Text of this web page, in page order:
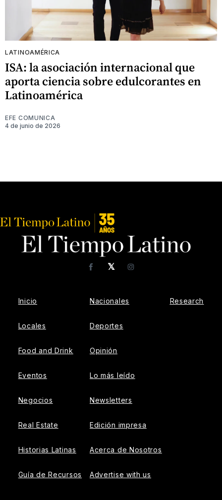
LATINOAMÉRICA
ISA: la asociación internacional que
aporta ciencia sobre edulcorantes en
Latinoamérica
EFE COMUNICA
4 de junio de 2026
𝕏
FacebookInstagram
Inicio
Locales
Food and Drink
Eventos
Negocios
Real Estate
Historias Latinas
Guía de Recursos
Nacionales
Deportes
Opinión
Lo más leído
Newsletters
Edición impresa
Acerca de Nosotros
Advertise with us
Research